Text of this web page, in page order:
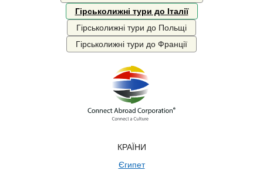
Гірськолижні тури до Італії
Гірськолижні тури до Польщі
Гірськолижні тури до Франції
КРАЇНИ
Єгипет